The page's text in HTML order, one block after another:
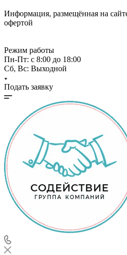
Информация, размещённая на
офертой
Режим работы
Пн-Пт: с 8:00 до 18:00
Сб, Вс: Выходной
Подать заявку